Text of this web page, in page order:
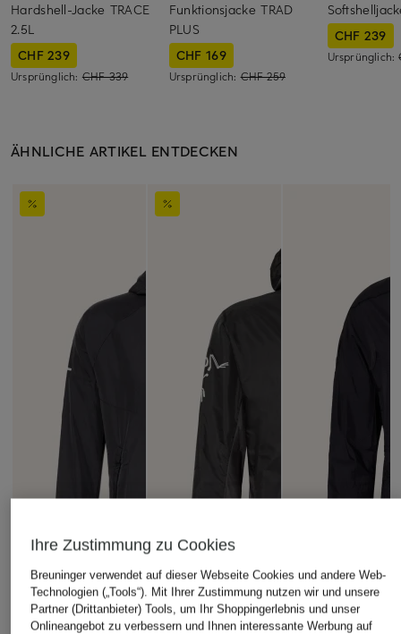
Hardshell-Jacke TRACE
2.5L
CHF 239
Ursprünglich: CHF 339
Funktionsjacke TRAD
PLUS
CHF 169
Ursprünglich:CHF 259
CHF 239
Ursprünglich:
ÄHNLICHE ARTIKEL ENTDECKEN
Ihre Zustimmung zu Cookies
Breuninger verwendet auf dieser Webseite Cookies und andere Web-
Technologien („Tools“). Mit Ihrer Zustimmung nutzen wir und unsere
Partner (Drittanbieter) Tools, um Ihr Shoppingerlebnis und unser
Onlineangebot zu verbessern und Ihnen interessante Werbung auf